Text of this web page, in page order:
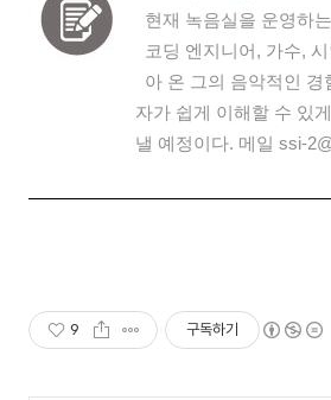
현재 녹음실을 운영하
코딩 엔지니어, 가수,
아 온 그의 음악적인 경
자가 쉽게 이해할 수 있
낼 예정이다. 메일 ssi-
9 구독하기